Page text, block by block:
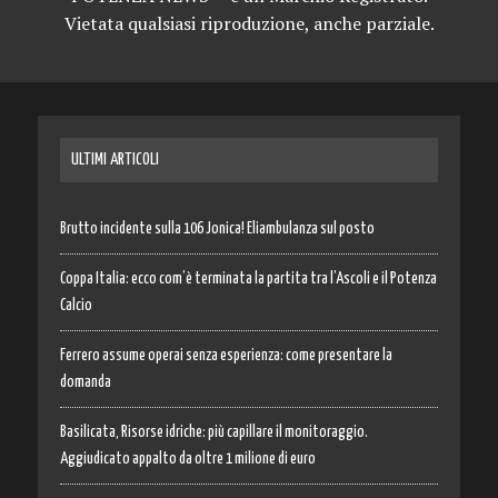
Vietata qualsiasi riproduzione, anche parziale.
ULTIMI ARTICOLI
Brutto incidente sulla 106 Jonica! Eliambulanza sul posto
Coppa Italia: ecco com’è terminata la partita tra l’Ascoli e il Potenza
Calcio
Ferrero assume operai senza esperienza: come presentare la
domanda
Basilicata, Risorse idriche: più capillare il monitoraggio.
Aggiudicato appalto da oltre 1 milione di euro